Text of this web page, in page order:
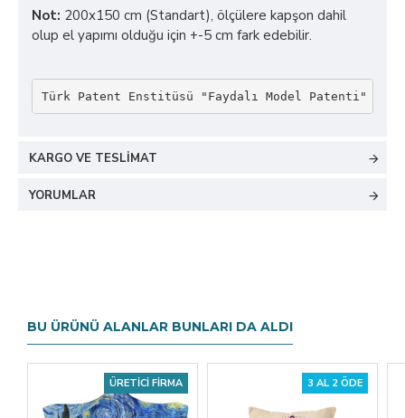
Not: 200x150 cm (Standart), ölçülere kapşon dahil
olup el yapımı olduğu için +-5 cm fark edebilir.
Türk Patent Enstitüsü "Faydalı Model Patenti"
KARGO VE TESLIMAT
YORUMLAR
BU ÜRÜNÜ ALANLAR BUNLARI DA ALDI
ÜRETICI FIRMA 3 AL 2 ÖDE